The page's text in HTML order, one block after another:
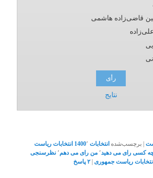
قاضی‌زاده هاشمی
نتایج
|برچسب‌شده انتخابات 1400 ٬
انتخابات ریاست
کسی رای می دهید٬ من رای می دهم٬ نظرسنجی
ریاست جمهوری |۲پاسخ